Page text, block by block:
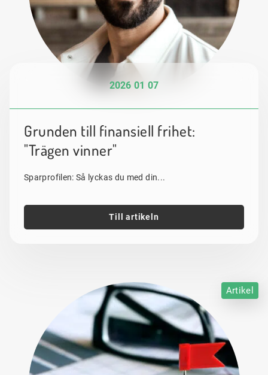
2026 01 07
Grunden till finansiell frihet:
"Trägen vinner"
Sparprofilen: Så lyckas du med din...
Till artikeln
Artikel